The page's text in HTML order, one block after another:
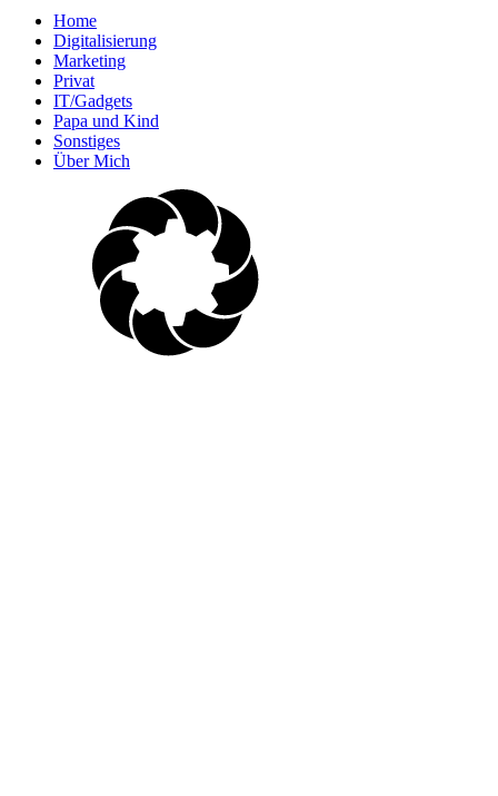
Home
Digitalisierung
Marketing
Privat
IT/Gadgets
Papa und Kind
Sonstiges
Über Mich